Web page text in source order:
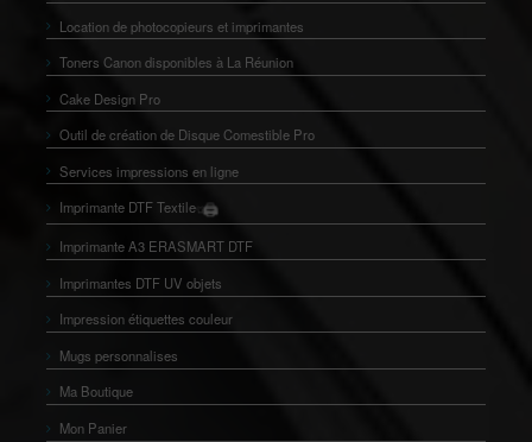
Location de photocopieurs et imprimantes
Toners Canon disponibles à La Réunion
Cake Design Pro
Outil de création de Disque Comestible Pro
Services impressions en ligne
Imprimante DTF Textile 🖨️
👕
Imprimante A3 ERASMART DTF
Imprimantes DTF UV objets
Impression étiquettes couleur
Mugs personnalises
Ma Boutique
Mon Panier